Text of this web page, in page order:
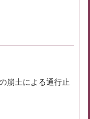
崩土による通行止